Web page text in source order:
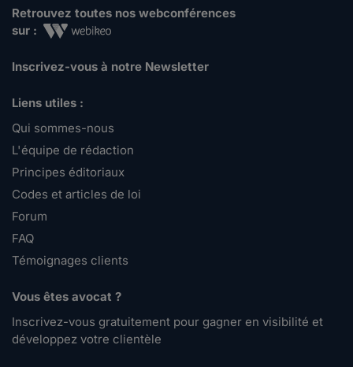
Retrouvez toutes nos webconférences
sur :
Inscrivez-vous à notre Newsletter
Liens utiles :
Qui sommes-nous
L'équipe de rédaction
Principes éditoriaux
Codes et articles de loi
Forum
FAQ
Témoignages clients
Vous êtes avocat ?
Inscrivez-vous gratuitement pour gagner en visibilité et
développez votre clientèle